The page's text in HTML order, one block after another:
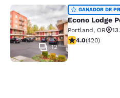
Econo Lodge
12
GANADOR DE
Econo Lodge
Portland, OR
calificación de
4.0(420)